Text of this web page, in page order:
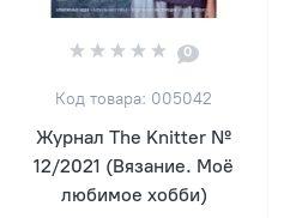
0
Код товара: 005042
Журнал The Knitter №
12/2021 (Вязание. Моё
любимое хобби)